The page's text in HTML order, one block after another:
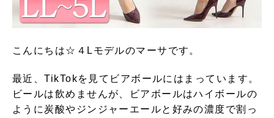
こんにちは☆４Lモデルのマーサです。
最近、TikTokを見てビアボールにはまっています。
ビールは飲めませんが、ビアボールはハイボールの
ように炭酸やジンジャーエールと好みの濃度で割っ